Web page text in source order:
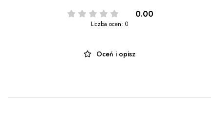
0.00
Liczba ocen: 0
Oceń i opisz